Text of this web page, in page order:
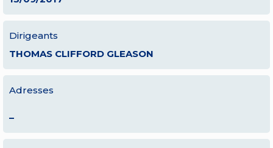
Dirigeants
THOMAS CLIFFORD GLEASON
Adresses
–